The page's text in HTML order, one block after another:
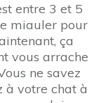
entre 3 et 5
miauler pour
ça
vous arrache
ne savez
à votre chat à